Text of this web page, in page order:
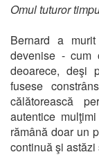
Omul tuturor
Bernard a
devenise - cum
deoarece, deşi
fusese
călătorească
autentice
rămână doar un
continuă şi